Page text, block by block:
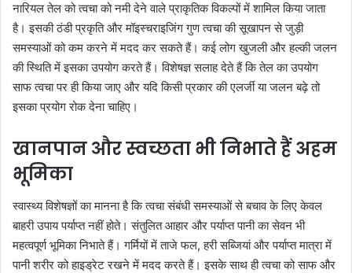
नारियल तेल को त्वचा को नमी देने वाले प्राकृतिक विकल्पों में शामिल किया जाता
है। इसकी ठंडी प्रकृति और मॉइस्चराइजिंग गुण त्वचा की सूखापन से जुड़ी
समस्याओं को कम करने में मदद कर सकते हैं। कई लोग खुजली और हल्की जलन
की स्थिति में इसका उपयोग करते हैं। विशेषज्ञ सलाह देते हैं कि तेल का उपयोग
साफ त्वचा पर ही किया जाए और यदि किसी प्रकार की एलर्जी या जलन बढ़े तो
इसका प्रयोग रोक देना चाहिए।
खानपान और स्वच्छता भी निभाते हैं अहम
भूमिका
स्वास्थ्य विशेषज्ञों का मानना है कि त्वचा संबंधी समस्याओं से बचाव के लिए केवल
बाहरी उपाय पर्याप्त नहीं होते। संतुलित आहार और पर्याप्त पानी का सेवन भी
महत्वपूर्ण भूमिका निभाते हैं। गर्मियों में ताजे फल, हरी सब्जियां और पर्याप्त मात्रा में
पानी शरीर को हाइड्रेट रखने में मदद करते हैं। इसके साथ ही त्वचा को साफ और